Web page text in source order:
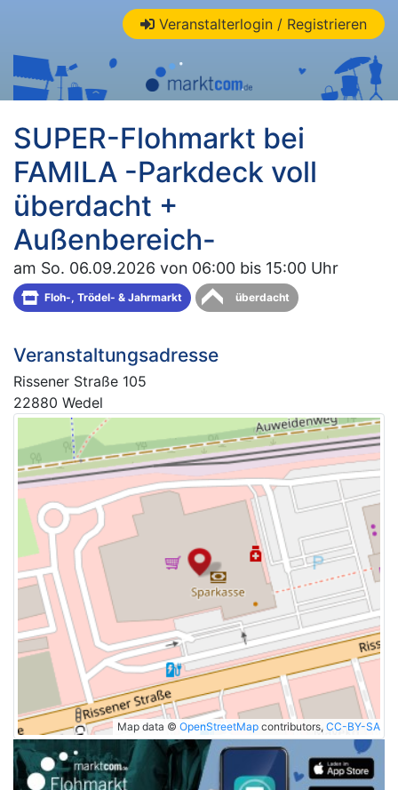
Veranstalterlogin / Registrieren
SUPER-Flohmarkt bei
FAMILA -Parkdeck voll
überdacht +
Außenbereich-
am So. 06.09.2026 von 06:00 bis 15:00 Uhr
Floh-, Trödel- & Jahrmarkt überdacht
Veranstaltungsadresse
Rissener Straße 105
22880 Wedel
Map data © OpenStreetMap contributors, CC-BY-SA